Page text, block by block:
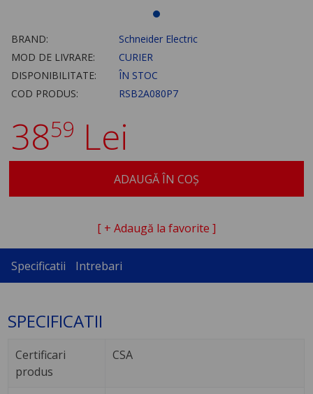
BRAND:
Schneider Electric
MOD DE LIVRARE:
CURIER
DISPONIBILITATE:
ÎN STOC
COD PRODUS:
RSB2A080P7
3859 Lei
ADAUGĂ ÎN COȘ
[ + Adaugă la favorite ]
Specificatii Intrebari
SPECIFICATII
Certificari
produs
CSA